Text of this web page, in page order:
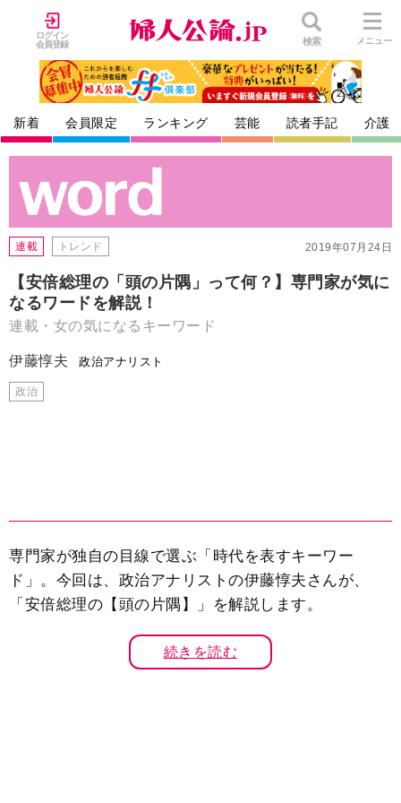
ログイン
会員登録
検索 メニュー
新着 会員限定 ランキング 芸能 読者手記 介護
2019年07月24日
連載 トレンド
【安倍総理の「頭の片隅」って何？】専門家が気に
なるワードを解説！
連載・女の気になるキーワード
伊藤惇夫 政治アナリスト
政治
専門家が独自の目線で選ぶ「時代を表すキーワー
ド」。今回は、政治アナリストの伊藤惇夫さんが、
「安倍総理の【頭の片隅】」を解説します。
続きを読む